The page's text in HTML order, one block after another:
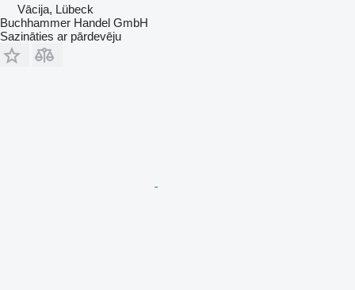
Vācija, Lübeck
Buchhammer Handel GmbH
Sazināties ar pārdevēju